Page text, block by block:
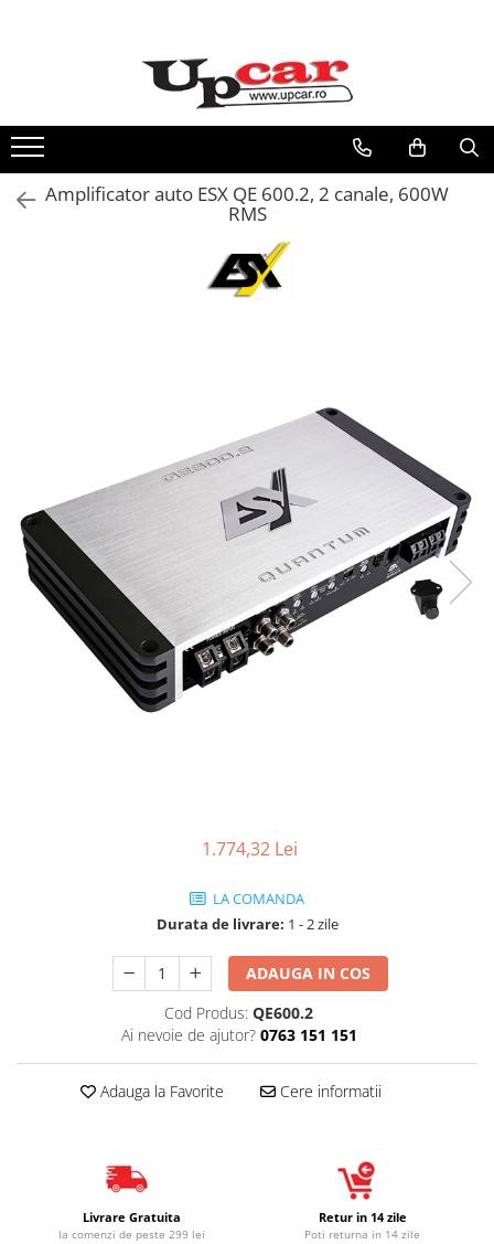
Aplice si Pendule
Electrocasnice Mici
Audio & Video
Amplificator auto ESX QE 600.2, 2 canale, 600W
RMS
1.774,32 Lei
LA COMANDA
Durata de livrare: 1 - 2 zile
ADAUGA IN COS
Cod Produs: QE600.2
Ai nevoie de ajutor? 0763 151 151
Adauga la Favorite Cere informatii
Livrare Gratuita
la comenzi de peste 299 lei
Retur in 14 zile
Poti returna in 14 zile